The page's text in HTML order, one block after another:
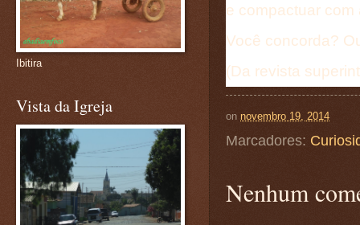
e compactuar com
Você concorda?
(Da revista
on novembro 19, 2014
Marcadores:
Nenhum
Ibitira
Vista da Igreja